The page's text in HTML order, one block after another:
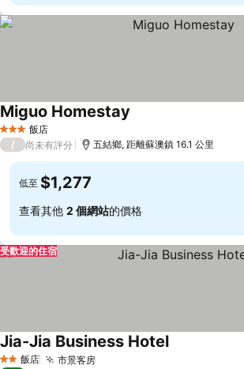
3 星級 飯店
Miguo Homestay
/ 尚未有評分 五結鄉, 距離蘇澳鎮 16.1 公里
低至 $1,277
查看其他 2 個網站的價格
受歡迎的住宿
2 星級飯店 市景客房查看價格
Jia-Jia Business Hotel查看價格